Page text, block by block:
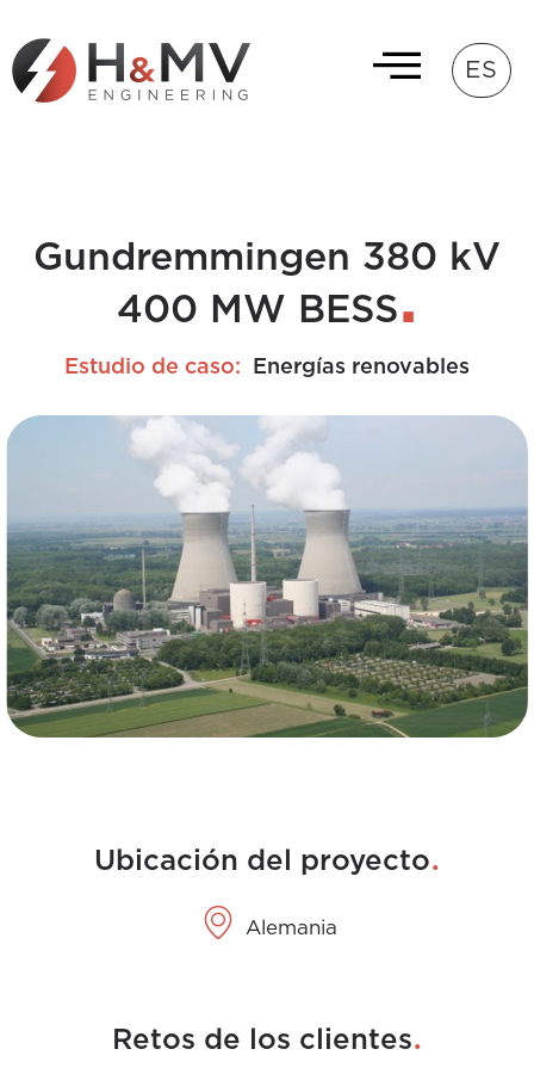
ES
Gundremmingen 380 kV
400 MW BESS
Estudio de caso: Energías renovables
Ubicación del proyecto.
Alemania
Retos de los clientes.